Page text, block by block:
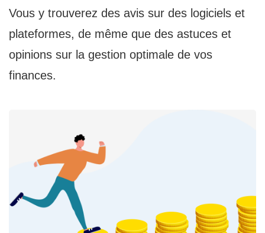
Vous y trouverez des avis sur des logiciels et
plateformes, de même que des astuces et
opinions sur la gestion optimale de vos
finances.